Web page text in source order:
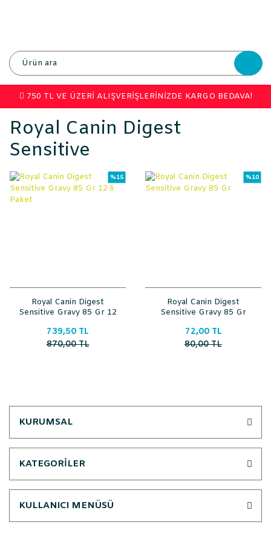
750 TL VE ÜZERİ ALIŞVERİŞLERİNİZDE KARGO BEDAVA!
Royal Canin Digest
Sensitive
%15
Royal Canin Digest
Sensitive Gravy 85 Gr 12
739,50 TL
870,00 TL
%10
Royal Canin Digest
Sensitive Gravy 85 Gr
72,00 TL
80,00 TL
KURUMSAL
KATEGORİLER
KULLANICI MENÜSÜ